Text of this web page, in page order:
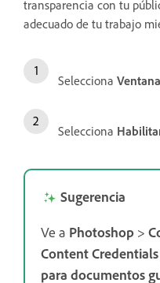
transparencia con tu
adecuado de tu trabajo
Selecciona Ventana
Selecciona
Sugerencia
Ve a Photoshop >
Content Credentials
para documentos